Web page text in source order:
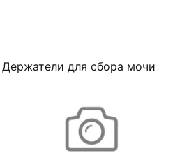
Держатели для сбора мочи